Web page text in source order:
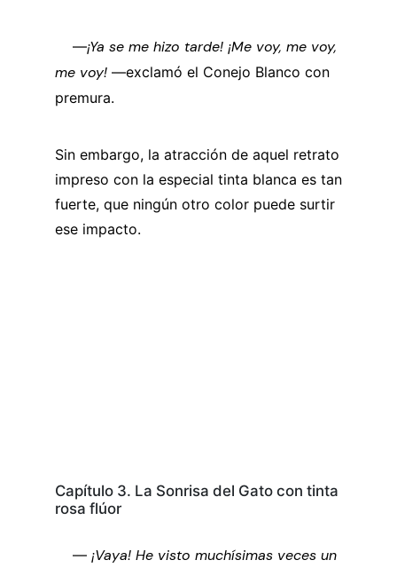
—¡Ya se me hizo tarde! ¡Me voy, me voy,
me voy! —exclamó el Conejo Blanco con
premura.
Sin embargo, la atracción de aquel retrato
impreso con la especial tinta blanca es tan
fuerte, que ningún otro color puede surtir
ese impacto.
Capítulo 3. La Sonrisa del Gato con tinta
rosa flúor
— ¡Vaya! He visto muchísimas veces un